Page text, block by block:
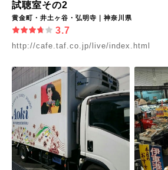
試聴室その2
黄金町・井土ヶ谷・弘明寺｜神奈川県
3.7
http://cafe.taf.co.jp/live/index.html